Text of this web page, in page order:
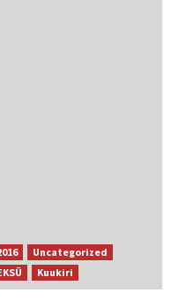
Uncategorized
Kuukiri